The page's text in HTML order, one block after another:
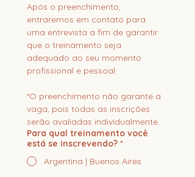
Após o preenchimento,
entraremos em contato para
uma entrevista a fim de garantir
que o treinamento seja
adequado ao seu momento
*O preenchimento não garante a
vaga, pois todas as inscrições
serão avaliadas individualmente.
Para qual treinamento você
está se inscrevendo? *
Argentina | Buenos Aires